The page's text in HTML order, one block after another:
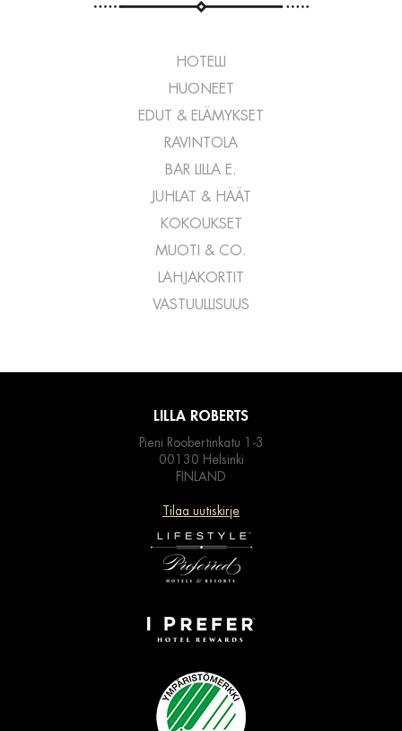
HOTELLI
HUONEET
EDUT & ELÄMYKSET
RAVINTOLA
BAR LILLA E.
JUHLAT & HÄÄT
KOKOUKSET
MUOTI & CO.
LAHJAKORTIT
VASTUULLISUUS
LILLA ROBERTS
Pieni Roobertinkatu 1-3
00130 Helsinki
FINLAND
Tilaa uutiskirje